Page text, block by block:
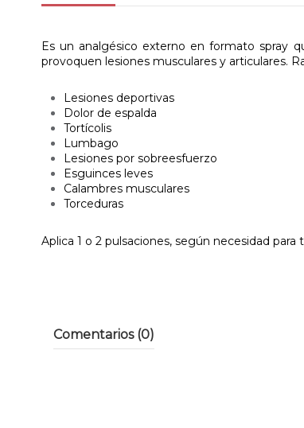
Es un analgésico externo en formato spray
provoquen lesiones musculares y articulares.
Lesiones deportivas
Dolor de espalda
Tortícolis
Lumbago
Lesiones por sobreesfuerzo
Esguinces leves
Calambres musculares
Torceduras
Aplica 1 o 2 pulsaciones, según necesidad
Comentarios (0)